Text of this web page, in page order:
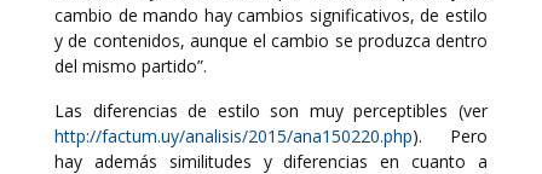
cambio de mando hay cambios significativos, de estilo
y de contenidos, aunque el cambio se produzca dentro
del mismo partido”.
Las diferencias de estilo son muy perceptibles (ver
http://factum.uy/analisis/2015/ana150220.php). Pero
hay además similitudes y diferencias en cuanto a